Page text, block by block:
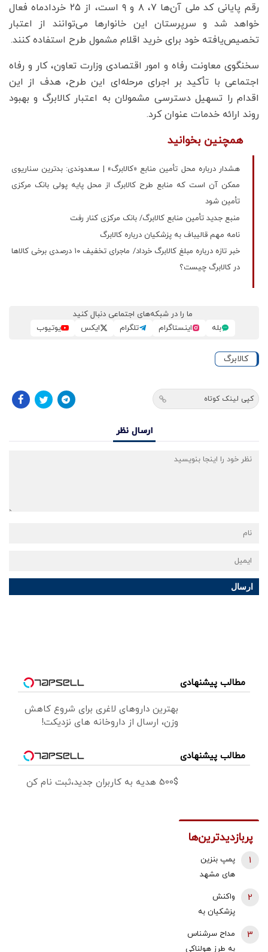
رقم پایانی کد ملی آن‌ها ۷، ۸ و ۹ است، از ۲۵ خردادماه فعال
خواهد شد و سرپرستان این خانوارها می‌توانند از اعتبار
تخصیص‌یافته خود برای خرید اقلام مشمول طرح استفاده کنند.
سخنگوی معاونت رفاه و امور اقتصادی وزارت تعاون، کار و رفاه
اجتماعی با تأکید بر اجرای مرحله‌ای این طرح، هدف از این
اقدام را تسهیل دسترسی مشمولان به اعتبار کالابرگ و بهبود
روند ارائه خدمات عنوان کرد.
همچنین بخوانید
هشدار درباره محل تأمین منابع «کالابرگ» | سعدوندی: بدترین سناریوی
ممکن آن است که منابع طرح کالابرگ از محل پایه پولی بانک مرکزی
تأمین شود
منبع جدید تأمین منابع کالابرگ/ بانک مرکزی کنار رفت
نامه مهم قالیباف به پزشکیان درباره کالابرگ
خبر تازه درباره مبلغ کالابرگ خرداد/ ماجرای تخفیف ۱۰ درصدی برخی کالاها
در کالابرگ چیست؟
ما را در شبکه‌های اجتماعی دنبال کنید
بله
اینستاگرام تلگرام ایکس یوتیوب
کالابرگ
کپی لینک کوتاه
ارسال نظر
ارسال
مطالب پیشنهادی
بهترین داروهای لاغری برای شروع کاهش
وزن، ارسال از داروخانه های نزدیکت!
مطالب پیشنهادی
500$ هدیه به کاربران جدید،ثبت نام کن
پربازدیدترین‌ها
پمپ بنزین
های مشهد
1
واکنش
پزشکیان به
ذوالقدر از
2
مداح سرشناس
به طرز هولناکی
3